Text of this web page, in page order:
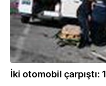
İki otomobil çarpıştı: